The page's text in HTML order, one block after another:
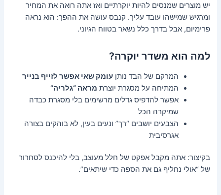
יש מוצרים שמנסים להיות יוקרתיים ואז אתה רואה את המחיר
ומרגיש שמישהו עובד עליך. קנבס עושה את ההפך: הוא נראה
פרימיום, אבל בדרך כלל נשאר בטווח הגיוני.
למה הוא משדר יוקרה?
המרקם של הבד נותןעומק שאי אפשר לזייף בנייר
המתיחה על מסגרת יוצרת מראה “גלריה”
אפשר להדפיס גדלים מרשימים בלי מסגרת כבדה
שמיקרה הכל
הצבעים יושבים “רך” ונעים בעין, לא בוהקים בצורה
אגרסיבית
בקיצור: אתה מקבל אפקט של חלל מעוצב, בלי להיכנס לסחרור
של “אולי נחליף גם את הספה כדי שיתאים”.